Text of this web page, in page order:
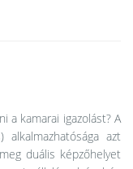
a kamarai igazolást? A
azt
duális képzőhelyet